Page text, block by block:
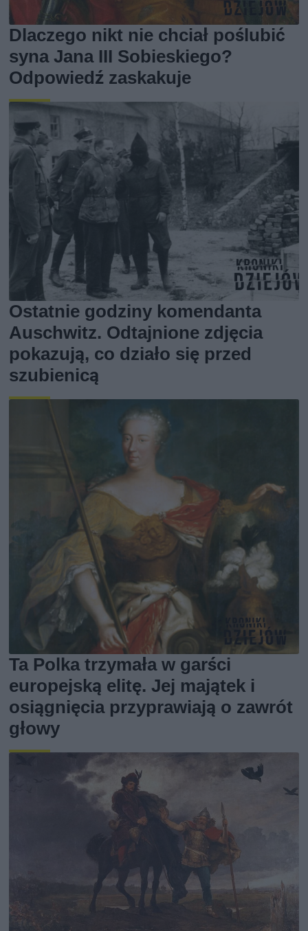
Dlaczego nikt nie chciał poślubić
syna Jana III Sobieskiego?
Odpowiedź zaskakuje
Ostatnie godziny komendanta
Auschwitz. Odtajnione zdjęcia
pokazują, co działo się przed
szubienicą
Ta Polka trzymała w garści
europejską elitę. Jej majątek i
osiągnięcia przyprawiają o zawrót
głowy